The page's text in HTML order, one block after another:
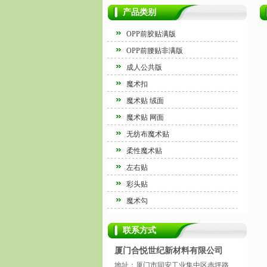
产品类别
OPP前胶贴满版
OPP前腰贴非满版
成人公共版
魔术扣
魔术贴 绒面
魔术贴 网面
无纺布魔术贴
柔性魔术贴
左右贴
彩头贴
魔术勾
联系方式
厦门合悦世纪新材料有限公司
地址：厦门市同安工业集中区赤坪路